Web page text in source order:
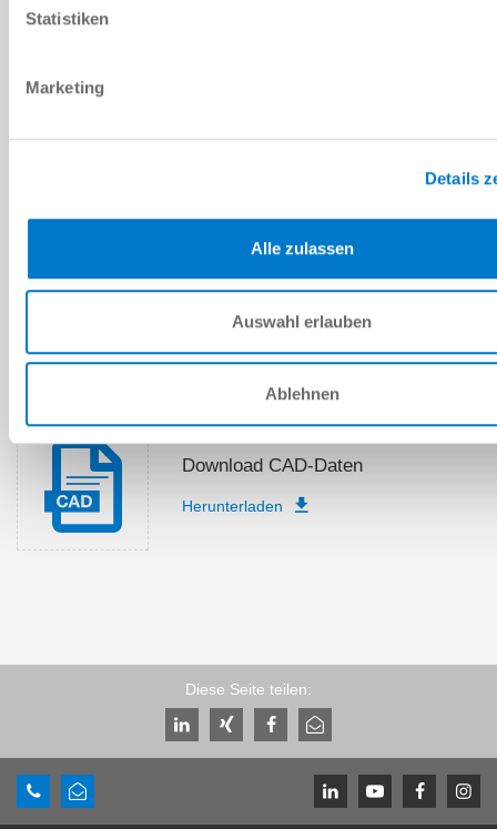
Statistiken
Marketing
Details
Alle zulassen
Auswahl erlauben
Ablehnen
PDF-Datenblatt
Herunterladen
Download CAD-Daten
Herunterladen
Diese Seite teilen: